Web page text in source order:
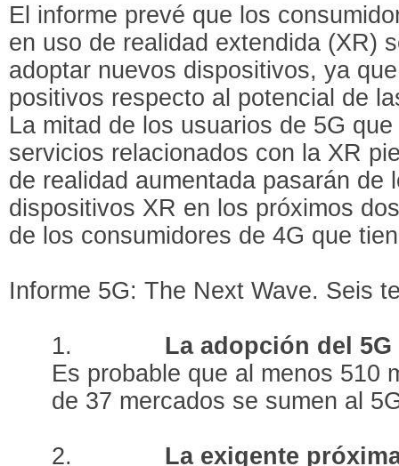
El informe prevé que los
en uso de realidad extendida (XR)
adoptar nuevos dispositivos, ya
positivos respecto al potencial de
La mitad de los usuarios de 5G
servicios relacionados con la XR
de realidad aumentada pasarán de
dispositivos XR en los próximos
de los consumidores de 4G que
Informe 5G: The Next Wave. Seis
1. La adopción del
Es probable que al menos 510
de 37 mercados se sumen al
2. La exigente